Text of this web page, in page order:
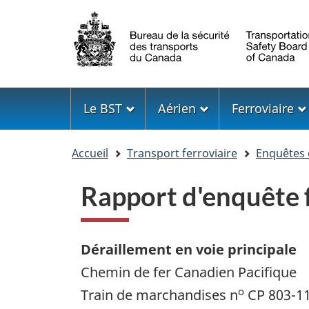
Sélection
de
la
langue
Menu
Le BST Aérien Ferroviaire
Accueil Transport ferroviaire
Rapport
Déraillement en voie principale
Chemin de fer Canadien Pacifique
Train de marchandises no CP 803-